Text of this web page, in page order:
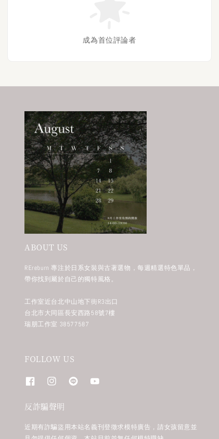
成為首位評論者
ABOUT US
REreburn 專注於日系女裝與古著選物，每週精選特色單品，
帶你找到屬於自己的獨特風格。
工作室近台北中山地下街R3出口
台北市大同區長安西路58號7樓
瑞朋工作室 38577587
FOLLOW US
反詐騙聲明
近期有詐騙盜用本站名義刊登徵求模特廣告，請女孩留意並